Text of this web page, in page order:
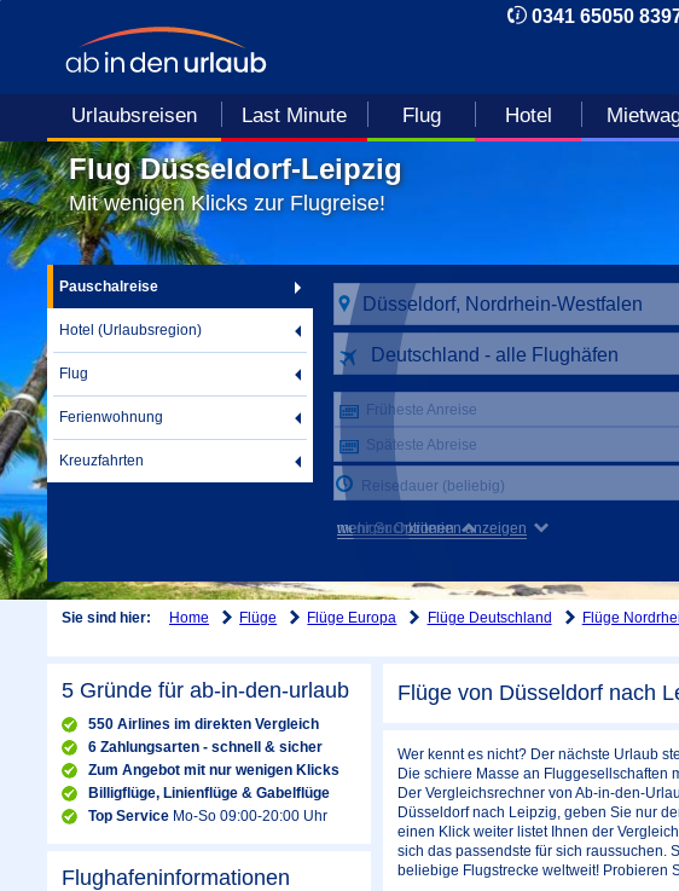
0341 65050
Urlaubsreisen Last Minute Flug Hotel
Flug Düsseldorf-Leipzig
Mit wenigen Klicks zur Flugreise!
Pauschalreise
Hotel (Urlaubsregion)
Flug
Ferienwohnung
Kreuzfahrten
Deutschland - alle Flughäfen
Früheste Anreise
Späteste Abreise
Reisedauer (beliebig)
mehr Suchkriterien anzeigen
weniger Optionen
Sie sind hier: Home Flüge Flüge Europa Flüge Deutschland Flüge
Flüge von Düsseldorf nach
Wer kennt es nicht? Der nächste Urlaub
Die schiere Masse an Fluggesellschaften
Der Vergleichsrechner von Ab-in-den-
Düsseldorf nach Leipzig, geben Sie nur
einen Klick weiter listet Ihnen der
sich das passendste für sich raussuchen.
beliebige Flugstrecke weltweit! Probieren
5 Gründe für ab-in-den-urlaub
550 Airlines im direkten Vergleich
6 Zahlungsarten - schnell & sicher
Zum Angebot mit nur wenigen Klicks
Billigflüge, Linienflüge & Gabelflüge
Top Service Mo-So 09:00-20:00 Uhr
Flughafeninformationen